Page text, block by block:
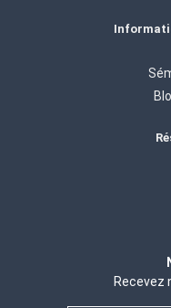
Recevez